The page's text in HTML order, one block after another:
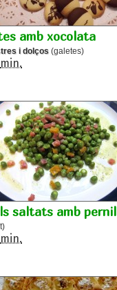
amb xocolata
i dolços (galetes)
min.
saltats amb pernil
min.